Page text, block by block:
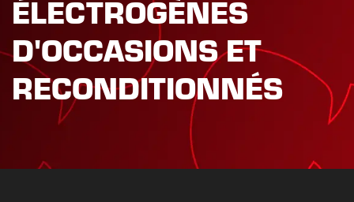
ÉLECTROGÈNES
D'OCCASIONS ET
RECONDITIONNÉS